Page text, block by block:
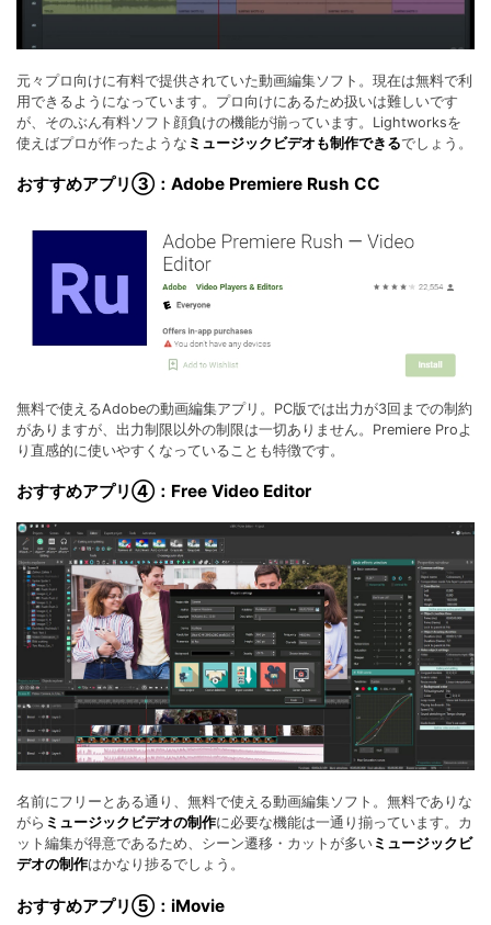
元々プロ向けに有料で提供されていた動画編集ソフト。現在は無料で利
用できるようになっています。プロ向けにあるため扱いは難しいです
が、そのぶん有料ソフト顔負けの機能が揃っています。Lightworksを
使えばプロが作ったような ミュージックビデオも制作できるでしょう。
おすすめアプリ③：Adobe Premiere Rush CC
無料で使えるAdobeの動画編集アプリ。PC版では出力が3回までの制約
がありますが、出力制限以外の制限は一切ありません。Premiere Proよ
り直感的に使いやすくなっていることも特徴です。
おすすめアプリ④：Free Video Editor
名前にフリーとある通り、無料で使える動画編集ソフト。無料でありな
がら ミュージックビデオの制作に必要な機能は一通り揃っています。カ
ット編集が得意であるため、シーン遷移・カットが多い ミュージックビ
デオの制作はかなり捗るでしょう。
おすすめアプリ⑤：iMovie